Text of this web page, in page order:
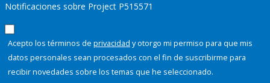
Notificaciones sobre Project P515571
Acepto los términos de privacidad y otorgo mi permiso para que mis
datos personales sean procesados con el fin de suscribirme para
recibir novedades sobre los temas que he seleccionado.